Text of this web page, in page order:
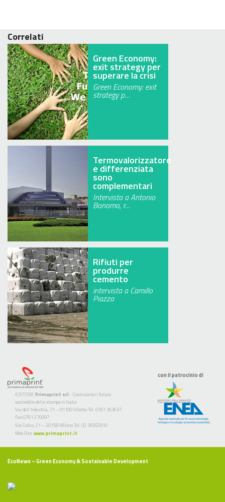
Correlati
Green Economy:
exit strategy per
superare la crisi
Green Economy: exit
strategy p…
Termovalorizzatore
e differenziata
sono
complementari
Intervista a Antonio
Bonomo, r…
Rifiuti per
produrre
cemento
intervista a Camillo
Piazza
EDITORE Primaprint srl - Costruiamo il futuro
sostenibile della stampa in Italia
Via dell’Industria, 71 – 01100 Viterbo Tel. 0761 353637
Fax 0761 270097
Via Colico, 21 – 20158 Milano Tel. 02 39352910
Web Site: www.primaprint.it
con il patrocinio di
EcoNews– Green Economy & Sostainable Development